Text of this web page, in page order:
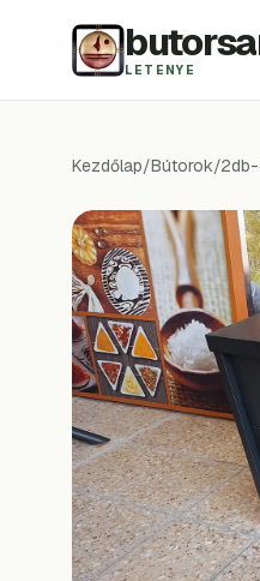
LETENYE
Kezdőlap/Bútorok/